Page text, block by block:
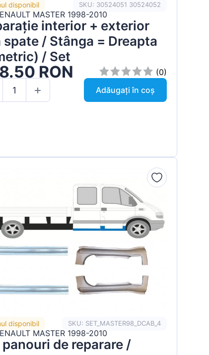
disponibil SKU: 30524051 30524052
MASTER 1998-2010
interior + exterior
spate / Stânga = Dreapta
/ Set
RON
(0)
Adăugați în coș
disponibil SKU: SET_MASTER98_DCAB_4
MASTER 1998-2010
panouri de reparare /